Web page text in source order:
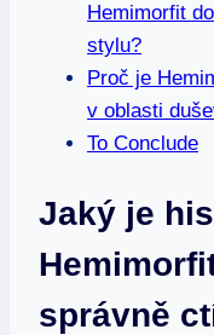
Hemimorfit
stylu?
Proč je
v oblasti
To Conclude
Jaký je
správně